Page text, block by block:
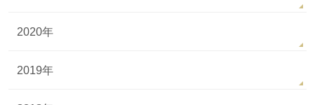
2020年
2019年